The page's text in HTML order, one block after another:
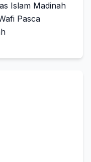
Islam Madinah
Pasca